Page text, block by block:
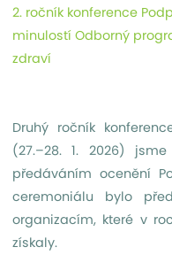
2. ročník konference
minulostí Odborný
zdraví
Druhý ročník
(27.–28. 1. 2026)
předáváním ocenění
ceremoniálu bylo
organizacím, které v
získaly.